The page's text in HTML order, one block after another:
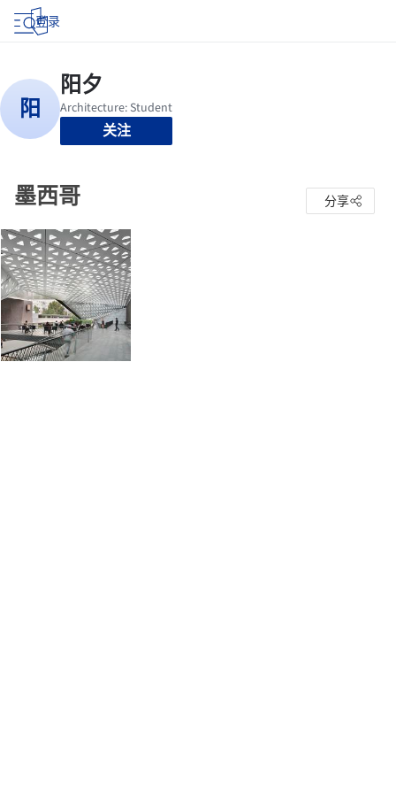
登录
关注
墨西哥 分享